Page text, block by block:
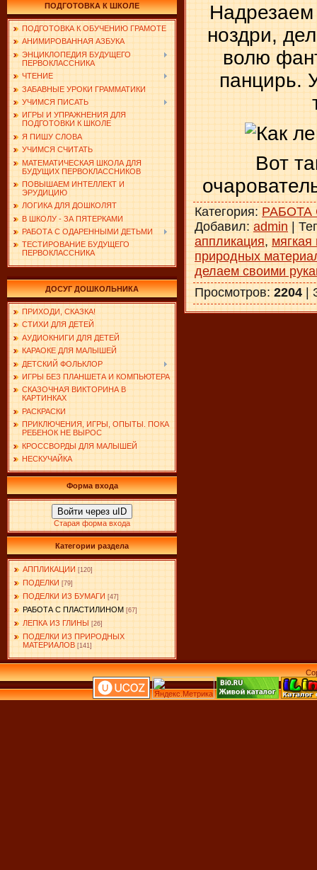
ПОДГОТОВКА К ШКОЛЕ
ПОДГОТОВКА К ОБУЧЕНИЮ ГРАМОТЕ
АНИМИРОВАННАЯ АЗБУКА
ЭНЦИКЛОПЕДИЯ БУДУЩЕГО
ПЕРВОКЛАССНИКА
ЧТЕНИЕ
ЗАБАВНЫЕ УРОКИ ГРАММАТИКИ
УЧИМСЯ ПИСАТЬ
ИГРЫ И УПРАЖНЕНИЯ ДЛЯ
ПОДГОТОВКИ К ШКОЛЕ
Я ПИШУ СЛОВА
УЧИМСЯ СЧИТАТЬ
МАТЕМАТИЧЕСКАЯ ШКОЛА ДЛЯ
БУДУЩИХ ПЕРВОКЛАССНИКОВ
ПОВЫШАЕМ ИНТЕЛЛЕКТ И
ЭРУДИЦИЮ
ЛОГИКА ДЛЯ ДОШКОЛЯТ
В ШКОЛУ - ЗА ПЯТЕРКАМИ
РАБОТА С ОДАРЕННЫМИ ДЕТЬМИ
ТЕСТИРОВАНИЕ БУДУЩЕГО
ПЕРВОКЛАССНИКА
ДОСУГ ДОШКОЛЬНИКА
ПРИХОДИ, СКАЗКА!
СТИХИ ДЛЯ ДЕТЕЙ
АУДИОКНИГИ ДЛЯ ДЕТЕЙ
КАРАОКЕ ДЛЯ МАЛЫШЕЙ
ДЕТСКИЙ ФОЛЬКЛОР
ИГРЫ БЕЗ ПЛАНШЕТА И КОМПЬЮТЕРА
СКАЗОЧНАЯ ВИКТОРИНА В
КАРТИНКАХ
РАСКРАСКИ
ПРИКЛЮЧЕНИЯ, ИГРЫ, ОПЫТЫ. ПОКА
РЕБЕНОК НЕ ВЫРОС
КРОССВОРДЫ ДЛЯ МАЛЫШЕЙ
НЕСКУЧАЙКА
Форма входа
Войти через uID
Старая форма входа
Категории раздела
АППЛИКАЦИИ [120]
ПОДЕЛКИ [79]
ПОДЕЛКИ ИЗ БУМАГИ [47]
РАБОТА С ПЛАСТИЛИНОМ [67]
ЛЕПКА ИЗ ГЛИНЫ [26]
ПОДЕЛКИ ИЗ ПРИРОДНЫХ
МАТЕРИАЛОВ [141]
ноздри,
волю
панцирь.
Вот
Категория:
Добавил: admin |
аппликация, мягкая
природных
делаем своими
Просмотров: 2204 |